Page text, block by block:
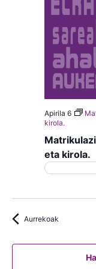
eta kirola.
Apirila 6
kirola.
Aurrekoak